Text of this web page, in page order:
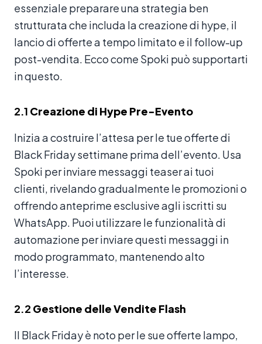
essenziale preparare una strategia ben
strutturata che includa la creazione di hype, il
lancio di offerte a tempo limitato e il follow-up
post-vendita. Ecco come Spoki può supportarti
in questo.
2.1 Creazione di Hype Pre-Evento
Inizia a costruire l’attesa per le tue offerte di
Black Friday settimane prima dell’evento. Usa
Spoki per inviare messaggi teaser ai tuoi
clienti, rivelando gradualmente le promozioni o
offrendo anteprime esclusive agli iscritti su
WhatsApp. Puoi utilizzare le funzionalità di
automazione per inviare questi messaggi in
modo programmato, mantenendo alto
l’interesse.
2.2 Gestione delle Vendite Flash
Il Black Friday è noto per le sue offerte lampo,